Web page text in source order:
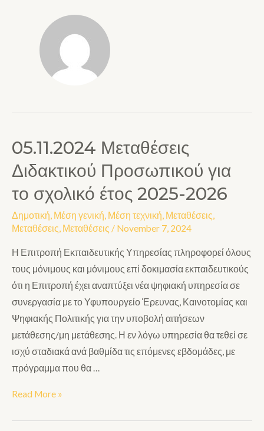
05.11.2024 Μεταθέσεις
Διδακτικού Προσωπικού για
το σχολικό έτος 2025-2026
Δημοτική, Μέση γενική, Μέση τεχνική, Μεταθέσεις,
Μεταθέσεις, Μεταθέσεις / November 7, 2024
Η Επιτροπή Εκπαιδευτικής Υπηρεσίας πληροφορεί όλους
τους μόνιμους και μόνιμους επί δοκιμασία εκπαιδευτικούς
ότι η Επιτροπή έχει αναπτύξει νέα ψηφιακή υπηρεσία σε
συνεργασία με το Υφυπουργείο Έρευνας, Καινοτομίας και
Ψηφιακής Πολιτικής για την υποβολή αιτήσεων
μετάθεσης/μη μετάθεσης. Η εν λόγω υπηρεσία θα τεθεί σε
ισχύ σταδιακά ανά βαθμίδα τις επόμενες εβδομάδες, με
πρόγραμμα που θα …
Read More »